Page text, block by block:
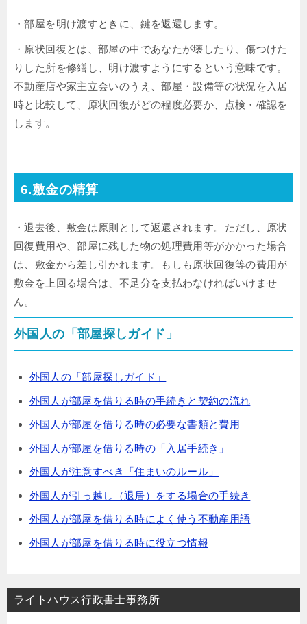
・部屋を明け渡すときに、鍵を返還します。
・原状回復とは、部屋の中であなたが壊したり、傷つけた
りした所を修繕し、明け渡すようにするという意味です。
不動産店や家主立会いのうえ、部屋・設備等の状況を入居
時と比較して、原状回復がどの程度必要か、点検・確認を
します。
6.敷金の精算
・退去後、敷金は原則として返還されます。ただし、原状
回復費用や、部屋に残した物の処理費用等がかかった場合
は、敷金から差し引かれます。もしも原状回復等の費用が
敷金を上回る場合は、不足分を支払わなければいけませ
ん。
外国人の「部屋探しガイド」
外国人の「部屋探しガイド」
外国人が部屋を借りる時の手続きと契約の流れ
外国人が部屋を借りる時の必要な書類と費用
外国人が部屋を借りる時の「入居手続き」
外国人が注意すべき「住まいのルール」
外国人が引っ越し（退居）をする場合の手続き
外国人が部屋を借りる時によく使う不動産用語
外国人が部屋を借りる時に役立つ情報
ライトハウス行政書士事務所